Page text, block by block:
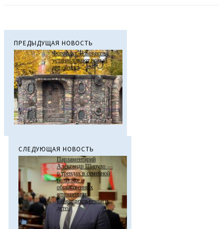
ПРЕДЫДУЩАЯ НОВОСТЬ
Фотофакт. В Борисове
устанавливают новый
арт-объект
СЛЕДУЮЩАЯ НОВОСТЬ
Парламентарий
Александр Шипуло —
о трендах в семейной
политике и
общественных
отношениях,
касающихся семьи и
детей